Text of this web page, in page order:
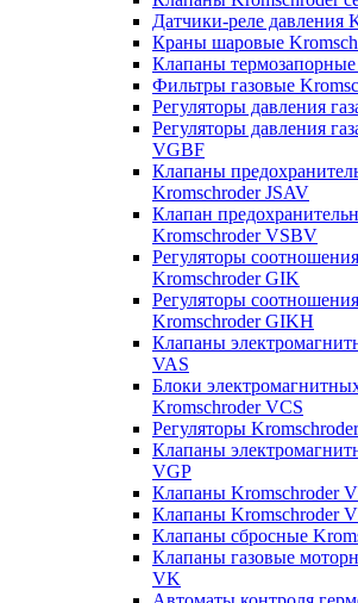
Датчики-реле давления
Краны шаровые
Клапаны
Фильтры газовые
Регуляторы давления
Регуляторы давления
VGBF
Клапаны
Kromschroder JSAV
Клапан
Kromschroder VSBV
Регуляторы
Kromschroder GIK
Регуляторы
Kromschroder GIKH
Клапаны
VAS
Блоки
Kromschroder VCS
Регуляторы
Клапаны
VGP
Клапаны Kromschroder
Клапаны Kromschroder
Клапаны сбросные
Клапаны газовые
VK